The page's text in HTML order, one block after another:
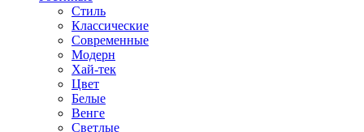
Стиль
Классические
Современные
Модерн
Хай-тек
Цвет
Белые
Венге
Светлые